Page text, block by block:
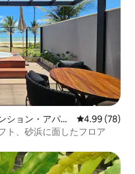
ション・アパー
レビュー78
4.99 (78)
ト、砂浜に面したフロア